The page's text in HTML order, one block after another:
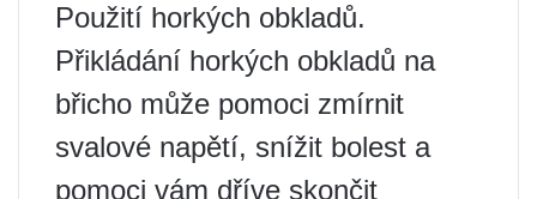
Použití horkých obkladů.
Přikládání horkých obkladů na
břicho může pomoci zmírnit
svalové napětí, snížit bolest a
pomoci vám dříve skončit